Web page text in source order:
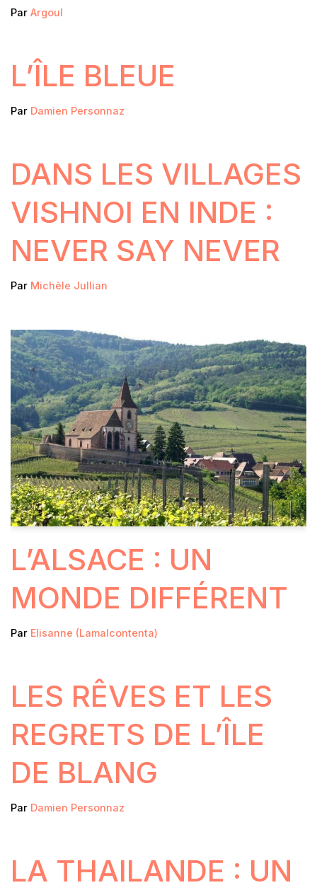
Par Argoul
L’ÎLE BLEUE
Par Damien Personnaz
DANS LES VILLAGES
VISHNOI EN INDE :
NEVER SAY NEVER
Par Michèle Jullian
L’ALSACE : UN
MONDE DIFFÉRENT
Par Elisanne (Lamalcontenta)
LES RÊVES ET LES
REGRETS DE L’ÎLE
DE BLANG
Par Damien Personnaz
LA THAILANDE : UN